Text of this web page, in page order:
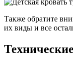
Также обратите
их виды и все